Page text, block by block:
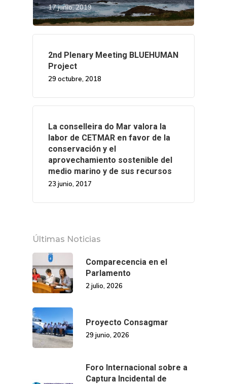
17 junio, 2019
2nd Plenary Meeting BLUEHUMAN
Project
29 octubre, 2018
La conselleira do Mar valora la
labor de CETMAR en favor de la
conservación y el
aprovechamiento sostenible del
medio marino y de sus recursos
23 junio, 2017
Últimas Noticias
Comparecencia en el
Parlamento
2 julio, 2026
Proyecto Consagmar
29 junio, 2026
Foro Internacional sobre a
Captura Incidental de